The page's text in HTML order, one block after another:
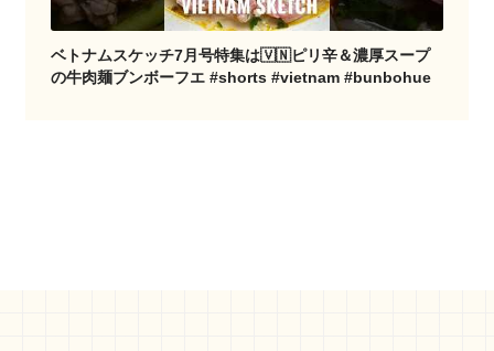
ベトナムスケッチ7月号特集は🇻🇳ピリ辛＆濃厚スープ
の牛肉麺ブンボーフエ #shorts #vietnam #bunbohue